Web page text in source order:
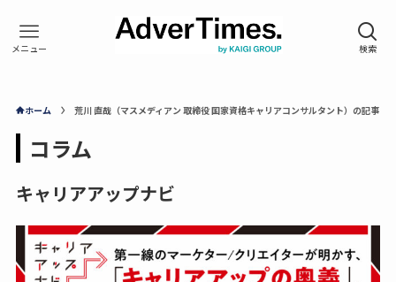
ホーム 荒川 直哉（マスメディアン 取締役 国家資格キャリアコンサルタント）の記事
コラム
キャリアアップナビ